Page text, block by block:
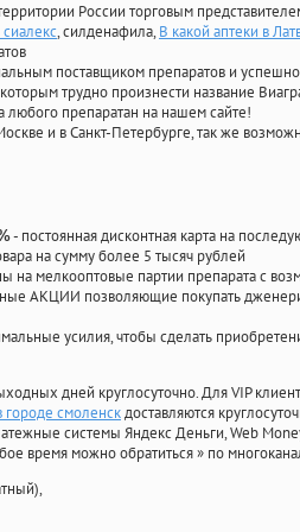
России торговым
, силденафила, В какой аптеки в
поставщиком препаратов и
трудно произнести название
любого препаратан на нашем сайте!
и в Санкт-Петербурге, так же
- постоянная дисконтная карта на
на сумму более 5 тысяч рублей
мелкооптовые партии препарата с
АКЦИИ позволяющие покупать
усилия, чтобы сделать
дней круглосуточно. Для VIP
городе смоленскдоставляются
системы Яндекс Деньги, Web
время можно обратиться» по